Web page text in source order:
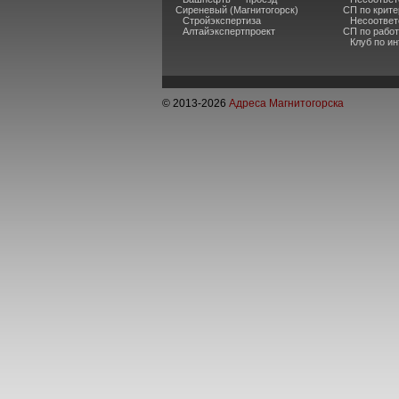
Сиреневый (Магнитогорск)
Стройэкспертиза
Алтайэкспертпроект
СП по
СП по
Клуб по
© 2013-2026 Адреса Магнитогорска